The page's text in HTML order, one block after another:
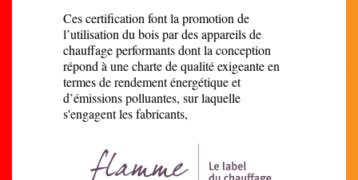
Ces certification font la promotion de
l’utilisation du bois par des appareils de
chauffage performants dont la conception
répond à une charte de qualité exigeante en
termes de rendement énergétique et
d’émissions polluantes, sur laquelle
s'engagent les fabricants,